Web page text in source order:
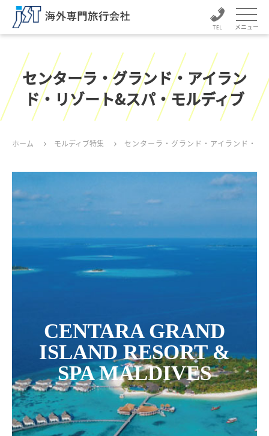
メニュー
センターラ・グランド・アイラン
ド・リゾート&スパ・モルディブ
ホーム モルディブ特集 センターラ・グランド・アイランド・リ
CENTARA GRAND
ISLAND RESORT &
SPA MALDIVES